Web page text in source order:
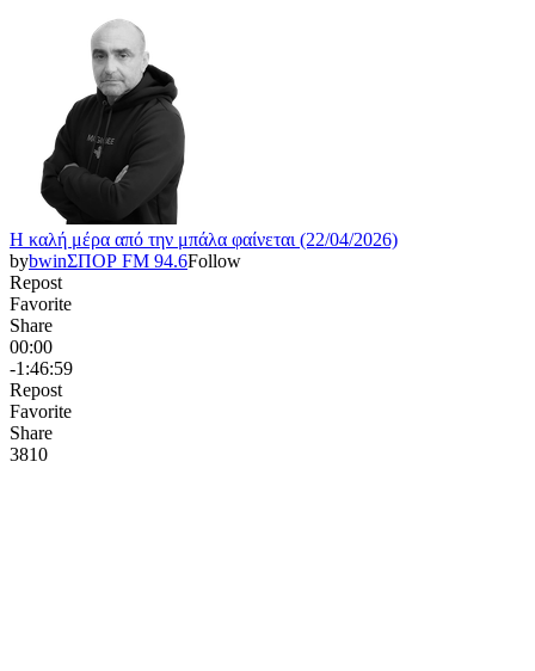
Η καλή μέρα από την μπάλα φαίνεται (22/04/2026)
bybwinΣΠΟΡ FM 94.6Follow
Repost
Favorite
Share
00:00
-1:46:59
Repost
Favorite
Share
3810